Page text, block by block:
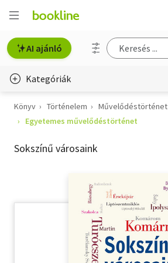
AI ajánló
Kategóriák
Életmód, egészség
Könyv Történelem
Művelődéstörténet
Egyetemes művelődéstörténet
Sokszínű városaink